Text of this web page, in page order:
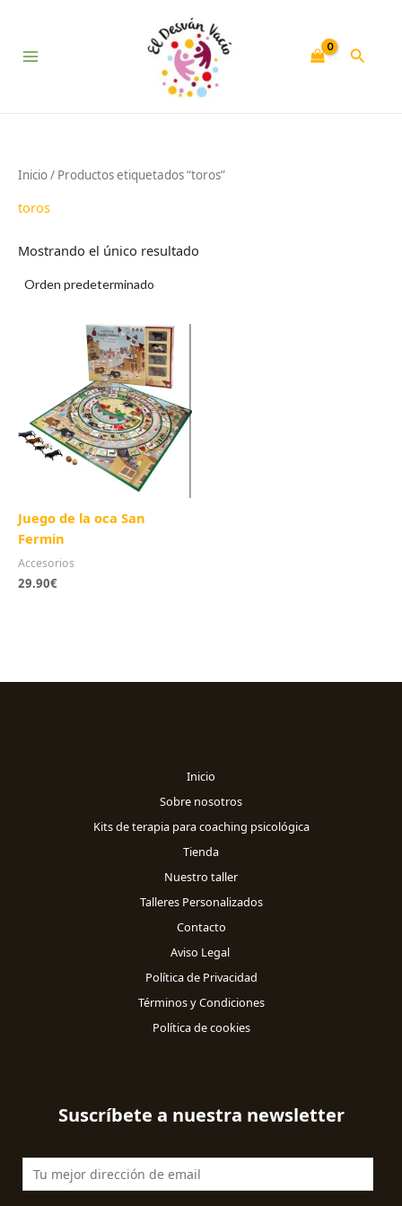
contenido
Buscar
Inicio/ Productos etiquetados “toros”
toros
Mostrando el único resultado
Juego de la oca San
Fermin
Accesorios
29.90€
Inicio
Sobre nosotros
Kits de terapia para coaching psicológica
Tienda
Nuestro taller
Talleres Personalizados
Contacto
Aviso Legal
Política de Privacidad
Términos y Condiciones
Política de cookies
Suscríbete a nuestra newsletter